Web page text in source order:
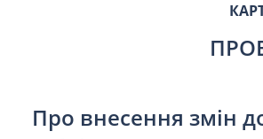
Про внесення змін